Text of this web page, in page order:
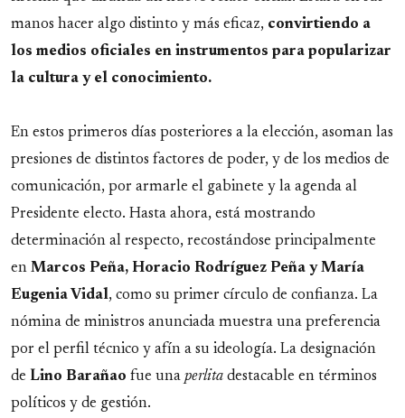
manos hacer algo distinto y más eficaz, convirtiendo a
los medios oficiales en instrumentos para popularizar
la cultura y el conocimiento.
En estos primeros días posteriores a la elección, asoman las
presiones de distintos factores de poder, y de los medios de
comunicación, por armarle el gabinete y la agenda al
Presidente electo. Hasta ahora, está mostrando
determinación al respecto, recostándose principalmente
en Marcos Peña, Horacio Rodríguez Peña y María
Eugenia Vidal, como su primer círculo de confianza. La
nómina de ministros anunciada muestra una preferencia
por el perfil técnico y afín a su ideología. La designación
de Lino Barañao fue una perlita destacable en términos
políticos y de gestión.